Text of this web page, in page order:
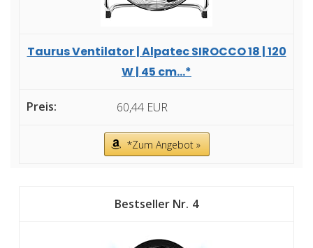
Taurus Ventilator | Alpatec SIROCCO 18 | 120
W | 45 cm...*
60,44 EUR
*Zum Angebot »
4